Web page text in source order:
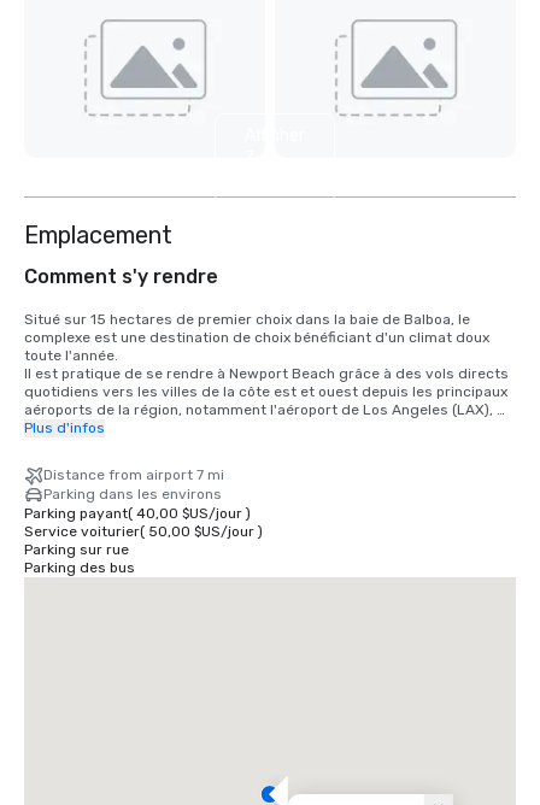
Emplacement
Comment s'y rendre
Situé sur 15 hectares de premier choix dans la baie de Balboa, le
complexe est une destination de choix bénéficiant d'un climat doux
toute l'année.
Il est pratique de se rendre à Newport Beach grâce à des vols directs
quotidiens vers les villes de la côte est et ouest depuis les principaux
aéroports de la région, notamment l'aéroport de Los Angeles (LAX),
l'aéroport de Long Beach (LGB), l'aéroport d'Orange County (SNA) et
• Aéroport du comté d'Orange : 11 miles/15 minutes
• Aéroport de Long Beach : 24 miles/30 minutes
• Aéroport de Los Angeles 80 miles/60 minutes
• Aéroport de San Diego 87 miles/90 minutes
• Centre des congrès d'Anaheim 25 miles/35 minutes
Plus d'infos
Distance from airport 7 mi
Parking dans les environs
Parking payant( 40,00 $US/jour)
Service voiturier( 50,00 $US/jour)
Parking sur rue
Parking des bus